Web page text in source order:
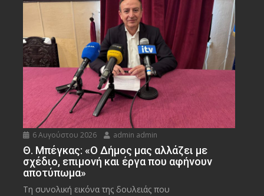
6 Αυγούστου 2026 admin admin
Θ. Μπέγκας: «Ο Δήμος μας αλλάζει με
σχέδιο, επιμονή και έργα που αφήνουν
αποτύπωμα»
Τη συνολική εικόνα της δουλειάς που